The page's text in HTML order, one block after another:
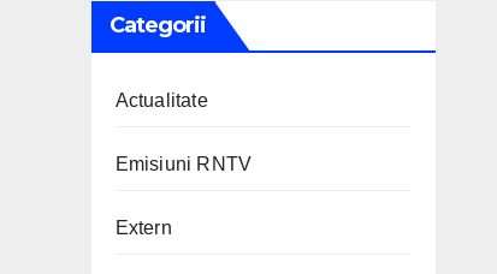
Categorii
Actualitate
Emisiuni RNTV
Extern